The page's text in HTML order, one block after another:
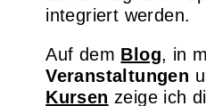
integriert werden.
Auf dem Blog, in
Veranstaltungen
Kursen zeige ich